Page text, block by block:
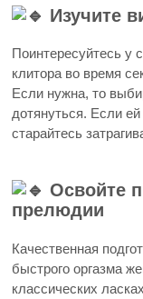
Изучите
Поинтересуйтесь у
клитора во время
Если нужна, то
дотянуться. Если
старайтесь
Освойте
прелюдии
Качественная
быстрого оргазма
классических